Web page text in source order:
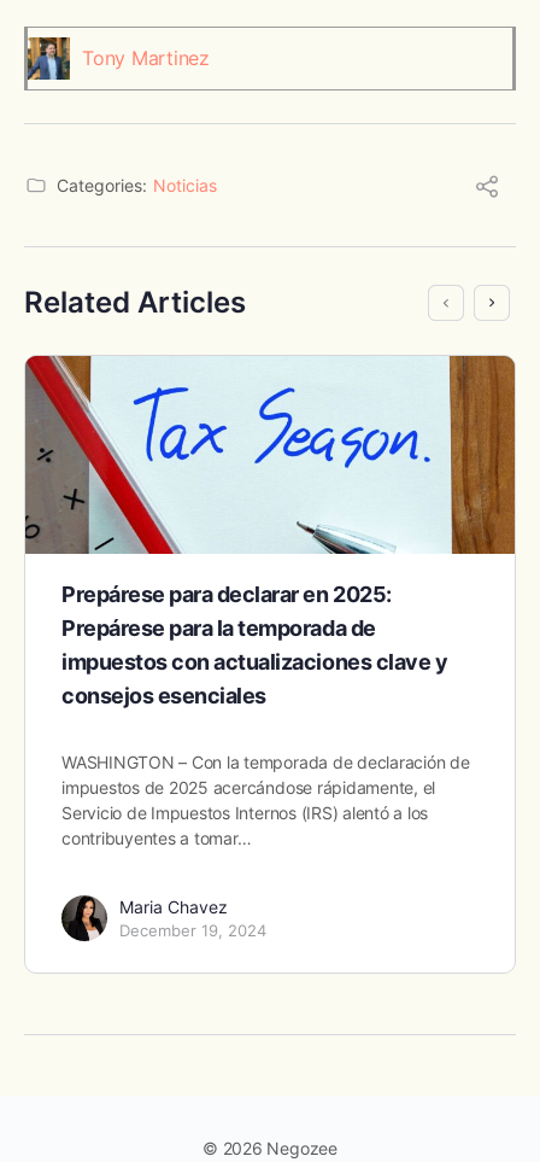
Tony Martinez
Categories: Noticias
Related Articles
Prepárese para declarar en 2025:
Prepárese para la temporada de
impuestos con actualizaciones clave y
consejos esenciales
WASHINGTON – Con la temporada de declaración de
impuestos de 2025 acercándose rápidamente, el
Servicio de Impuestos Internos (IRS) alentó a los
contribuyentes a tomar…
Maria Chavez
December 19, 2024
© 2026 Negozee